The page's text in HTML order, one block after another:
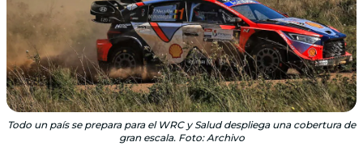
Todo un país se prepara para el WRC y Salud despliega una cobertura de
gran escala. Foto: Archivo